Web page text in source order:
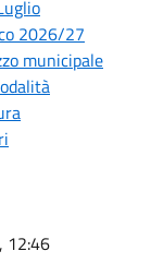
2026/27
municipale
12:46